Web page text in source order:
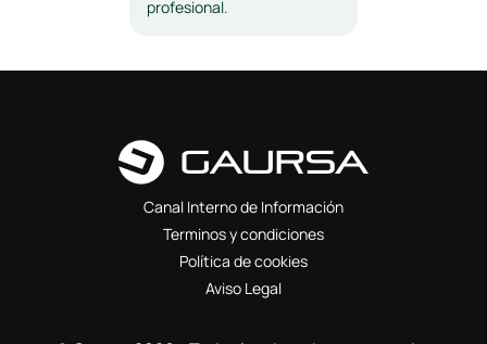
profesional.
Canal Interno de Información
Terminos y condiciones
Política de cookies
Aviso Legal